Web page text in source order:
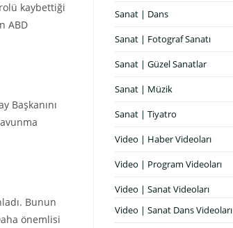
kaybettiği
ABD
Başkanını
Bunun
önemlisi
Sanat | Dans
Sanat | Fotograf Sanatı
Sanat | Güzel Sanatlar
Sanat | Müzik
Sanat | Tiyatro
Video | Haber Videoları
Video | Program Videoları
Video | Sanat Videoları
Video | Sanat Dans Videoları